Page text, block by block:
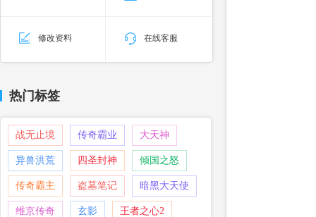
修改资料 在线客服
热门标签
战无止境 传奇霸业 大天神
异兽洪荒 四圣封神 倾国之怒
传奇霸主 盗墓笔记 暗黑大天使
维京传奇 玄影 王者之心2